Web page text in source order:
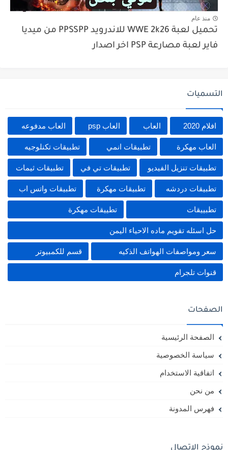
منذ عام
تحميل لعبة WWE 2k26 للاندرويد PPSSPP من ميديا
فاير لعبة مصارعة PSP اخر اصدار
التسميات
افلام 2020 العاب العاب psp العاب مدفوعه
العاب مهكرة تطبيقات انمي تطبيقات تكنلوجيه
تطبيقات تنزيل الفيديو تطبيقات تي في تطبيقات ثيمات
تطبيقات دردشه تطبيقات مهكرة تطبيقات واتس اب
تطبييقات تطييقات مهكرة
حل اسئله تقويم ماده الاحياء اليمن
سعر ومواصفات الهواتف الذكيه قسم للكمبيوتر
قنوات تلجرام
الصفحات
الصفحة الرئيسية
سياسة الخصوصية
اتفاقية الاستخدام
من نحن
فهرس المدونة